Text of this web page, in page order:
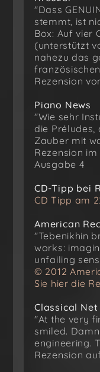
"Dass
stemmt, ist
Box: Auf vier
(unterstützt
nahezu das
Rezension
Piano News
"Wie sehr
die Préludes,
Zauber mit
Rezension
Ausgabe 4
CD-Tipp bei
CD Tipp am
American
"Tebenikhin
works:
unfailing
© 2012
Sie hier die
Classical Net
"At the very
smiled.
engineering.
Rezension